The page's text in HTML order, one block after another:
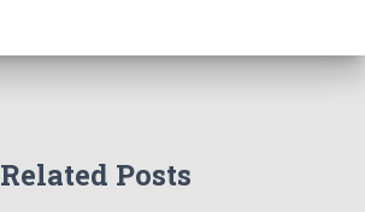
Related Posts